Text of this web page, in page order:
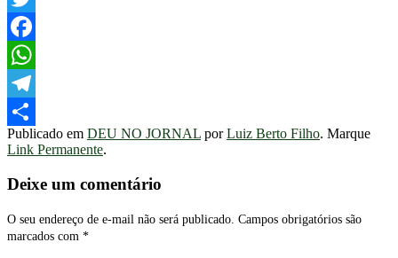
Twitter
Facebook
WhatsApp
Telegram
Share
Publicado em DEU NO JORNAL porLuiz Berto Filho. Marque
Link Permanente.
Deixe um comentário
O seu endereço de e-mail não será publicado. Campos obrigatórios são
marcados com *